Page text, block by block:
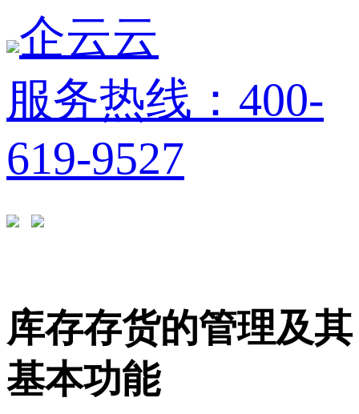
企云云
服务热线：400-
619-9527
库存存货的管理及其
基本功能